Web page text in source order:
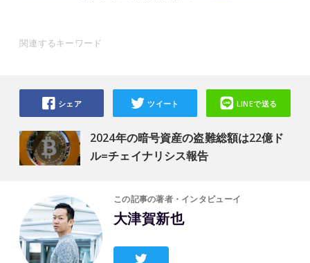
関連するキーワード
2024年の暗号資産の盗難総額は22億ド
ル=チェイナリシス報告
シェア ツイート LINEで送る
この記事の著者・インタビューイ
大津賀新也